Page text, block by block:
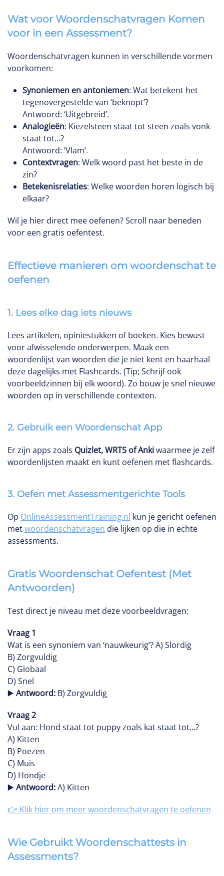
Wat voor Woordenschatvragen Komen
voor in een Assessment?
Woordenschatvragen kunnen in verschillende vormen
voorkomen:
Synoniemen en antoniemen: Wat betekent het
tegenovergestelde van ‘beknopt’?
Antwoord: ‘Uitgebreid’.
Analogieën: Kiezelsteen staat tot steen zoals vonk
staat tot…?
Antwoord: ‘Vlam’.
Contextvragen: Welk woord past het beste in de
zin?
Betekenisrelaties: Welke woorden horen logisch bij
elkaar?
Wil je hier direct mee oefenen? Scroll naar beneden
voor een gratis oefentest.
Effectieve manieren om woordenschat te
oefenen
1. Lees elke dag iets nieuws
Lees artikelen, opiniestukken of boeken. Kies bewust
voor afwisselende onderwerpen. Maak een
woordenlijst van woorden die je niet kent en haarhaal
deze dagelijks met Flashcards. (Tip; Schrijf ook
voorbeeldzinnen bij elk woord). Zo bouw je snel nieuwe
woorden op in verschillende contexten.
2. Gebruik een Woordenschat App
Er zijn apps zoals Quizlet, WRTS of Ankiwaarmee je zelf
woordenlijsten maakt en kunt oefenen met flashcards.
3. Oefen met Assessmentgerichte Tools
Op OnlineAssessmentTraining.nl kun je gericht oefenen
metwoordenschatvragen die lijken op die in echte
assessments.
Gratis Woordenschat Oefentest (Met
Antwoorden)
Test direct je niveau met deze voorbeeldvragen:
Vraag 1
Wat is een synoniem van ‘nauwkeurig’? A) Slordig
B) Zorgvuldig
C) Globaal
D) Snel
▶️ Antwoord: B) Zorgvuldig
Vraag 2
Vul aan: Hond staat tot puppy zoals kat staat tot…?
A) Kitten
B) Poezen
C) Muis
D) Hondje
▶️ Antwoord:A) Kitten
👉 Klik hier om meerwoordenschatvragen te oefenen
Wie Gebruikt Woordenschattests in
Assessments?